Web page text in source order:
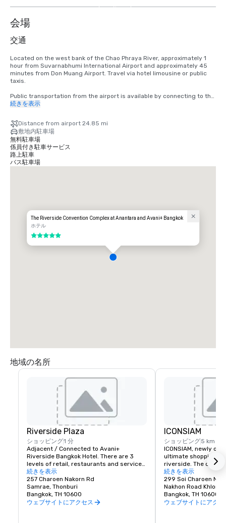
を
会場
交通
Located on the west bank of the Chao Phraya River, approximately 1
hour from Suvarnabhumi International Airport and approximately 45
minutes from Don Muang Airport. Travel via hotel limousine or public
taxis.
Public transportation from the airport is available by connecting to the
BTS skytrain from the Airport Rail Link.
A short 15 minute boat ride from Saphan Taksin skytrain station, a
convenient connection to all other locations within the city. The boat
transfers are complimentary and depart regularly from SaphanTaksin
and the hotel.
続きを表示
Distance from airport 24.85 mi
敷地内駐車場
無料駐車場
係員付き駐車サービス
路上駐車
バス駐車場
The Riverside Convention Complex at Anantara and Avani+ Bangkok
ホテル
5 中の 5
地域の名所
Riverside Plaza
ショッピング1 分
Adjacent / Connected to Avani+
Riverside Bangkok Hotel. There are 3
levels of retail, restaurants and services,
with 24 hours F&B outlets and
convenience store, pharmacy, currency
exchange facilities, banks etc.
続きを表示
257 Charoen Nakorn Rd
Samrae, Thonburi
Bangkok, TH 10600
ウェブサイトにアクセス
ICONSIAM
ショッピング5 km
ICONSIAM, newly
ultimate shopping
riverside. The
shops and 100
than 30 different
brings the best of
into one “village”,
curates high quality
続きを表示
299 Soi Charoen
Nakhon Road Khlong
Bangkok, TH 10600
ウェブサイトにアクセ